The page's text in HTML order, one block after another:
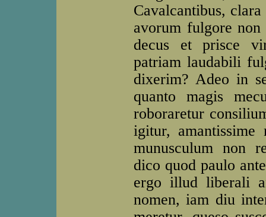
Cavalcantibus,
avorum fulgore
decus et prisce
patriam laudabili
dixerim? Adeo in
quanto magis
roboraretur
igitur,
munusculum non
dico quod paulo
ergo illud liberali
nomen, iam diu